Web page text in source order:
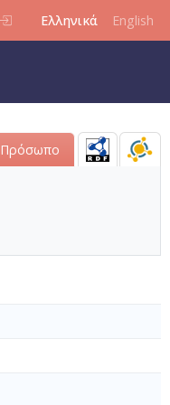
Ελληνικά English
Πρόσωπο